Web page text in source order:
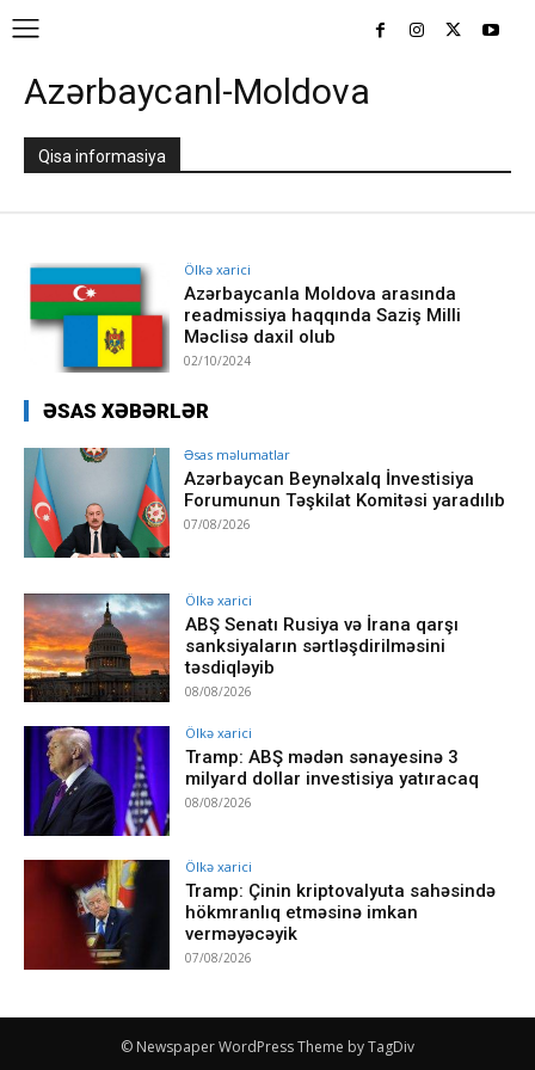
Azərbaycanl-Moldova
Qisa informasiya
Ölkə xarici
Azərbaycanla Moldova arasında
readmissiya haqqında Saziş Milli
Məclisə daxil olub
02/10/2024
ƏSAS XƏBƏRLƏR
Əsas məlumatlar
Azərbaycan Beynəlxalq İnvestisiya
Forumunun Təşkilat Komitəsi yaradılıb
07/08/2026
Ölkə xarici
ABŞ Senatı Rusiya və İrana qarşı
sanksiyaların sərtləşdirilməsini
təsdiqləyib
08/08/2026
Ölkə xarici
Tramp: ABŞ mədən sənayesinə 3
milyard dollar investisiya yatıracaq
08/08/2026
Ölkə xarici
Tramp: Çinin kriptovalyuta sahəsində
hökmranlıq etməsinə imkan
verməyəcəyik
07/08/2026
© Newspaper WordPress Theme by TagDiv